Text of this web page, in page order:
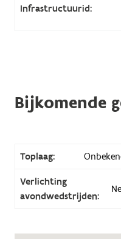
Infrastructuurid:
Bijkomende
Toplaag:
Verlichting
avondwedstrijden: